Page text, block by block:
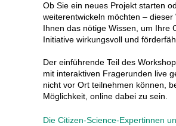
Ob Sie ein neues Projekt starten
weiterentwickeln möchten –
Ihnen das nötige Wissen, um Ihre
Initiative wirkungsvoll und
Der einführende Teil des
mit interaktiven Fragerunden live
nicht vor Ort teilnehmen können,
Möglichkeit, online dabei zu sein.
Die Citizen-Science-Expertinnen